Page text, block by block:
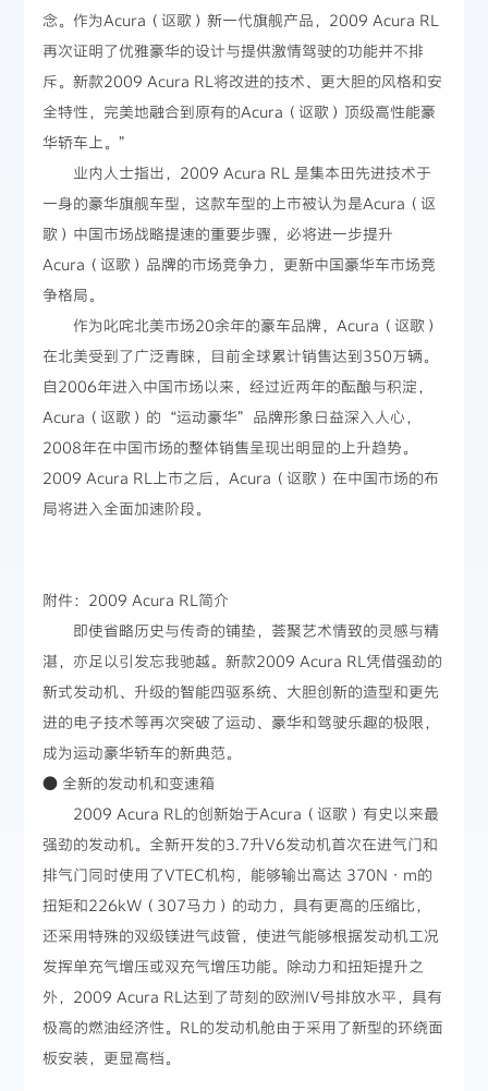
念。作为Acura（讴歌）新一代旗舰产品，2009 Acura RL
再次证明了优雅豪华的设计与提供激情驾驶的功能并不排
斥。新款2009 Acura RL将改进的技术、更大胆的风格和安
全特性，完美地融合到原有的Acura（讴歌）顶级高性能豪
华轿车上。”
业内人士指出，2009 Acura RL 是集本田先进技术于
一身的豪华旗舰车型，这款车型的上市被认为是Acura（讴
歌）中国市场战略提速的重要步骤，必将进一步提升
Acura（讴歌）品牌的市场竞争力，更新中国豪华车市场竞
争格局。
作为叱咤北美市场20余年的豪车品牌，Acura（讴歌）
在北美受到了广泛青睐，目前全球累计销售达到350万辆。
自2006年进入中国市场以来，经过近两年的酝酿与积淀，
Acura（讴歌）的“运动豪华”品牌形象日益深入人心，
2008年在中国市场的整体销售呈现出明显的上升趋势。
2009 Acura RL上市之后，Acura（讴歌）在中国市场的布
局将进入全面加速阶段。
附件：2009 Acura RL简介
即使省略历史与传奇的铺垫，荟聚艺术情致的灵感与精
湛，亦足以引发忘我驰越。新款2009 Acura RL凭借强劲的
新式发动机、升级的智能四驱系统、大胆创新的造型和更先
进的电子技术等再次突破了运动、豪华和驾驶乐趣的极限，
成为运动豪华轿车的新典范。
● 全新的发动机和变速箱
2009 Acura RL的创新始于Acura（讴歌）有史以来最
强劲的发动机。全新开发的3.7升V6发动机首次在进气门和
排气门同时使用了VTEC机构，能够输出高达 370N·m的
扭矩和226kW（307马力）的动力，具有更高的压缩比，
还采用特殊的双级镁进气歧管，使进气能够根据发动机工况
发挥单充气增压或双充气增压功能。除动力和扭矩提升之
外，2009 Acura RL达到了苛刻的欧洲IV号排放水平，具有
极高的燃油经济性。RL的发动机舱由于采用了新型的环绕面
板安装，更显高档。